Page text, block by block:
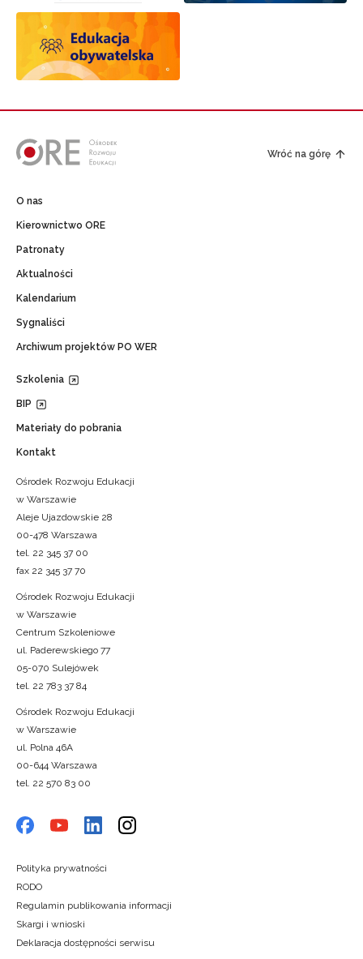
Wróć na górę
O nas
Kierownictwo ORE
Patronaty
Aktualności
Kalendarium
Sygnaliści
Archiwum projektów PO WER
Szkolenia
BIP
Materiały do pobrania
Kontakt
Ośrodek Rozwoju Edukacji
w Warszawie
Aleje Ujazdowskie 28
00-478 Warszawa
tel. 22 345 37 00
fax 22 345 37 70
Ośrodek Rozwoju Edukacji
w Warszawie
Centrum Szkoleniowe
ul. Paderewskiego 77
05-070 Sulejówek
tel. 22 783 37 84
Ośrodek Rozwoju Edukacji
w Warszawie
ul. Polna 46A
00-644 Warszawa
tel. 22 570 83 00
Polityka prywatności
RODO
Regulamin publikowania informacji
Skargi i wnioski
Deklaracja dostępności serwisu